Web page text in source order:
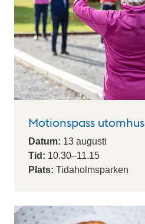
Motionspass utomhus
Datum: 13 augusti
Tid: 10.30–11.15
Plats: Tidaholmsparken